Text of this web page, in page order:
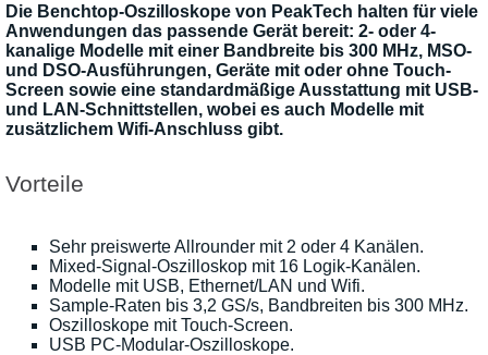
Die Benchtop-Oszilloskope von PeakTech halten für viele
Anwendungen das passende Gerät bereit: 2- oder 4-
kanalige Modelle mit einer Bandbreite bis 300 MHz, MSO-
und DSO-Ausführungen, Geräte mit oder ohne Touch-
Screen sowie eine standardmäßige Ausstattung mit USB-
und LAN-Schnittstellen, wobei es auch Modelle mit
zusätzlichem Wifi-Anschluss gibt.
Vorteile
Sehr preiswerte Allrounder mit 2 oder 4 Kanälen.
Mixed-Signal-Oszilloskop mit 16 Logik-Kanälen.
Modelle mit USB, Ethernet/LAN und Wifi.
Sample-Raten bis 3,2 GS/s, Bandbreiten bis 300 MHz.
Oszilloskope mit Touch-Screen.
USB PC-Modular-Oszilloskope.